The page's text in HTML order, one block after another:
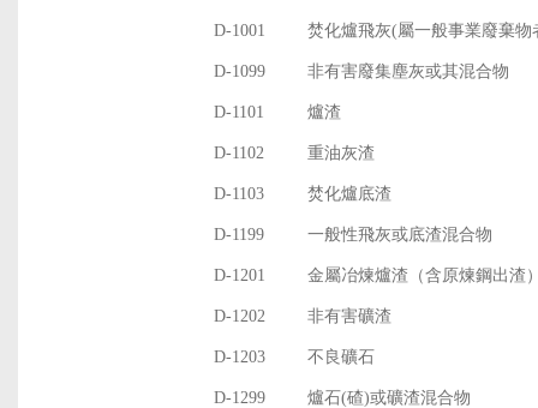
D-1001 焚化爐飛灰(屬一般事業廢棄物
D-1099 非有害廢集塵灰或其混合物
D-1101 爐渣
D-1102 重油灰渣
D-1103 焚化爐底渣
D-1199 一般性飛灰或底渣混合物
D-1201 金屬冶煉爐渣（含原煉鋼出渣
D-1202 非有害礦渣
D-1203 不良礦石
D-1299 爐石(碴)或礦渣混合物